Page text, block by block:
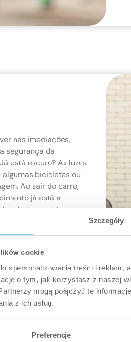
Szczegóły
cookie
spersonalizowania treści i reklam,
o tym, jak korzystasz z naszej
mogą połączyć te
z ich usług.
Preferencje
nas imediações,
segurança da
está escuro? As luzes
bicicletas ou
Ao sair do carro,
já está a
da temperatura
2-CH
Relay